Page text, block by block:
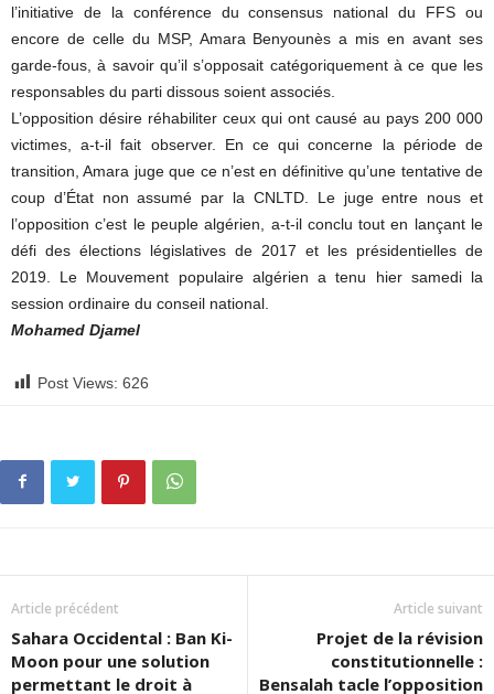
l’initiative de la conférence du consensus national du FFS ou
encore de celle du MSP, Amara Benyounès a mis en avant ses
garde-fous, à savoir qu’il s’opposait catégoriquement à ce que les
responsables du parti dissous soient associés.
L’opposition désire réhabiliter ceux qui ont causé au pays 200 000
victimes, a-t-il fait observer. En ce qui concerne la période de
transition, Amara juge que ce n’est en définitive qu’une tentative de
coup d’État non assumé par la CNLTD. Le juge entre nous et
l’opposition c’est le peuple algérien, a-t-il conclu tout en lançant le
défi des élections législatives de 2017 et les présidentielles de
2019. Le Mouvement populaire algérien a tenu hier samedi la
session ordinaire du conseil national.
Mohamed Djamel
Post Views: 626
Article précédent
Sahara Occidental : Ban Ki-
Moon pour une solution
permettant le droit à
Article suivant
Projet de la révision
constitutionnelle :
Bensalah tacle l’opposition